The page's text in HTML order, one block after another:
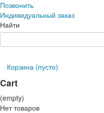
Позвонить
Индивидуальный заказ
Найти
Корзина (пусто)
Cart
(empty)
Нет товаров